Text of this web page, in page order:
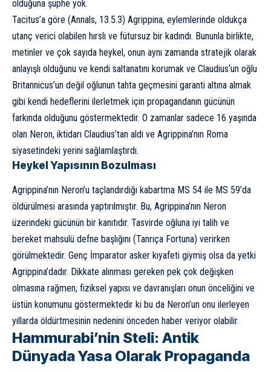
olduğuna şüphe yok.
Tacitus’a göre (Annals, 13.5.3) Agrippina, eylemlerinde oldukça
utanç verici olabilen hırslı ve fütursuz bir kadındı. Bununla birlikte,
metinler ve çok sayıda heykel, onun aynı zamanda stratejik olarak
anlayışlı olduğunu ve kendi saltanatını korumak ve Claudius‘un oğlu
Britannicus’un değil oğlunun tahta geçmesini garanti altına almak
gibi kendi hedeflerini ilerletmek için propagandanın gücünün
farkında olduğunu göstermektedir. O zamanlar sadece 16 yaşında
olan Neron, iktidarı Claudius’tan aldı ve Agrippina’nın Roma
siyasetindeki yerini sağlamlaştırdı.
Heykel Yapısının Bozulması
Agrippina’nın Neron’u taçlandırdığı kabartma MS 54 ile MS 59’da
öldürülmesi arasında yaptırılmıştır. Bu, Agrippina’nın Neron
üzerindeki gücünün bir kanıtıdır. Tasvirde oğluna iyi talih ve
bereket mahsulü defne başlığını (Tanrıça Fortuna) verirken
görülmektedir. Genç İmparator asker kıyafeti giymiş olsa da yetki
Agrippina’dadır. Dikkate alınması gereken pek çok değişken
olmasına rağmen, fiziksel yapısı ve davranışları onun önceliğini ve
üstün konumunu göstermektedir ki bu da Neron’un onu ilerleyen
yıllarda öldürtmesinin nedenini önceden haber veriyor olabilir.
Hammurabi’nin Steli: Antik
Dünyada Yasa Olarak Propaganda